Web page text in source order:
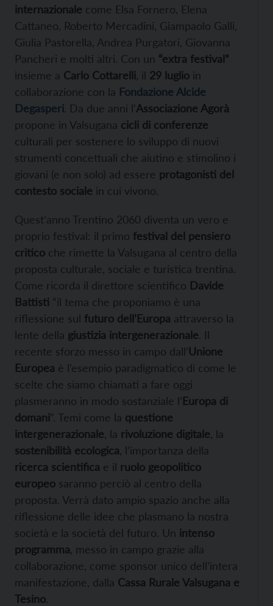
internazionale come Elsa Fornero, Elena
Cattaneo, Roberto Mercadini, Giampaolo Galli,
Giulia Pastorella, Andrea Purgatori, Giovanna
Pancheri e molti altri. Con un “extra festival”
insieme a Carlo Cottarelli , il 29 luglio in
collaborazione con la Fondazione Alcide
Degasperi. Da due anni l’Associazione Agorà
propone in Valsugana cicli di conferenze
culturali per sostenere lo sviluppo di nuovi
strumenti concettuali che aiutino e stimolino i
giovani (e non solo) ad essere protagonisti del
contesto sociale in cui vivono.
Quest’anno Trentino 2060 diventa un vero e
proprio festival: il primo festival del pensiero
critico che rimette la Valsugana al centro della
proposta culturale, sociale e turistica trentina.
Come ricorda il direttore scientifico Davide
Battisti “il tema che proponiamo è una
riflessione sul futuro dell’Europa attraverso la
lente della giustizia intergenerazionale. Il
recente sforzo messo in campo dall’Unione
Europea è l’esempio paradigmatico di come le
scelte che siamo chiamati a fare oggi
plasmeranno in modo sostanziale l’Europa di
domani”. Temi come la questione
intergenerazionale , la rivoluzione digitale , la
sostenibilità ecologica , l’importanza della
ricerca scientifica e il ruolo geopolitico
europeo saranno perciò al centro della
proposta. Verrà dato ampio spazio anche alla
riflessione delle idee che plasmano la nostra
società e la società del futuro. Un intenso
programma , messo in campo grazie alla
collaborazione, come sponsor unico dell’intera
manifestazione, dalla Cassa Rurale Valsugana e
Tesino.